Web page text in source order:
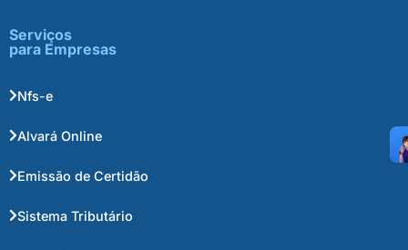
Serviços
para Empresas
Nfs-e
Alvará Online
Emissão de Certidão
Sistema Tributário